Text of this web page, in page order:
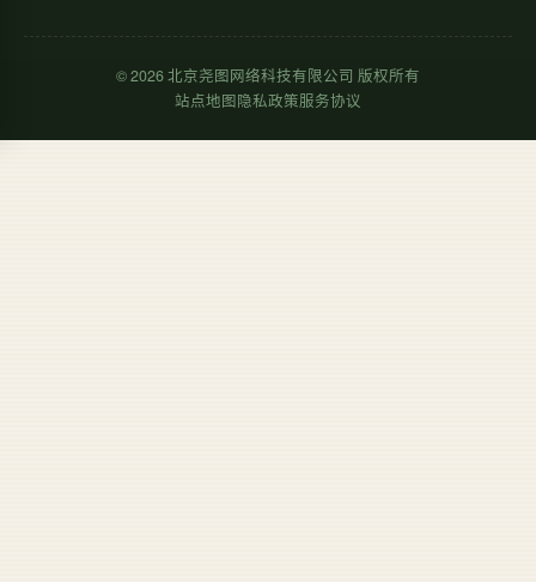
©2026北京尧图网络科技有限公司 版权所有
站点地图隐私政策服务协议